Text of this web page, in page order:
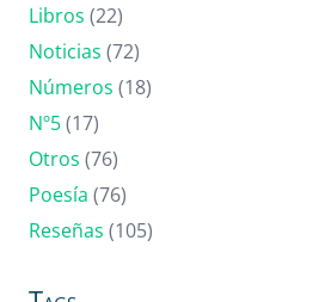
Libros (22)
Noticias (72)
Números (18)
Nº5(17)
Otros (76)
Poesía (76)
Reseñas (105)